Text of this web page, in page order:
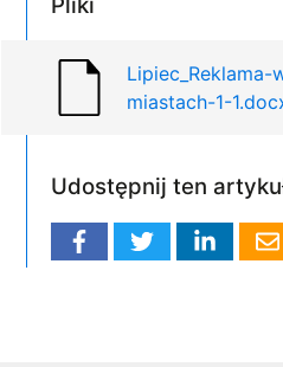
miastach-1-
Udostępnij ten